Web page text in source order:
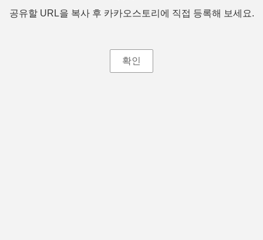
공유할 URL을 복사 후 카카오스토리에 직접 등록해 보세요.
확인